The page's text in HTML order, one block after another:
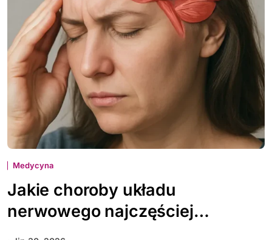
Medycyna
Jakie choroby układu
nerwowego najczęściej
diagnozuje się w Polsce